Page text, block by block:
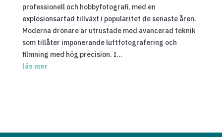
professionell och hobbyfotografi, med en
explosionsartad tillväxt i popularitet de senaste åren.
Moderna drönare är utrustade med avancerad teknik
som tillåter imponerande luftfotografering och
filmning med hög precision. I...
läs mer